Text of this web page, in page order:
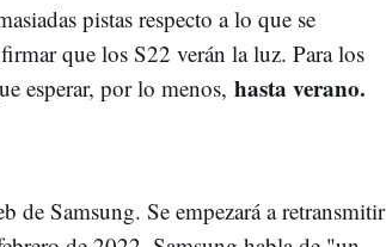
pistas respecto a lo que se
que los S22 verán la luz. Para los
esperar, por lo menos, hasta verano.
de Samsung. Se empezará a retransmitir